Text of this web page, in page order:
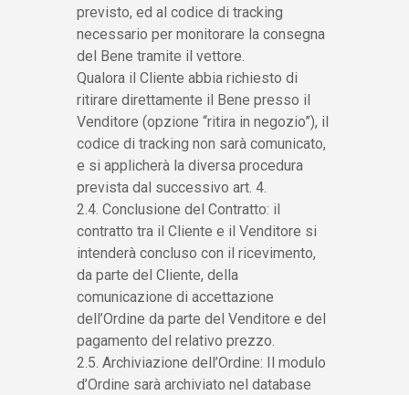
previsto, ed al codice di tracking
necessario per monitorare la consegna
del Bene tramite il vettore.
Qualora il Cliente abbia richiesto di
ritirare direttamente il Bene presso il
Venditore (opzione “ritira in negozio”), il
codice di tracking non sarà comunicato,
e si applicherà la diversa procedura
prevista dal successivo art. 4.
2.4. Conclusione del Contratto: il
contratto tra il Cliente e il Venditore si
intenderà concluso con il ricevimento,
da parte del Cliente, della
comunicazione di accettazione
dell’Ordine da parte del Venditore e del
pagamento del relativo prezzo.
2.5. Archiviazione dell’Ordine: Il modulo
d’Ordine sarà archiviato nel database